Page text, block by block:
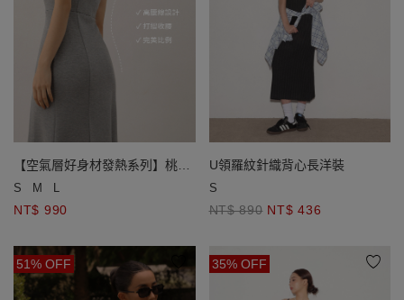
【空氣層好身材發熱系列】桃心
領細肩帶魚尾長洋裝(附胸墊)
S M L
NT$ 990
U領羅紋針織背心長洋裝
S
NT$ 890 NT$ 436
51% OFF 35% OFF